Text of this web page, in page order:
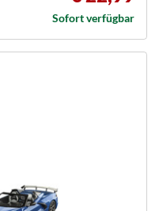
Sofort verfügbar